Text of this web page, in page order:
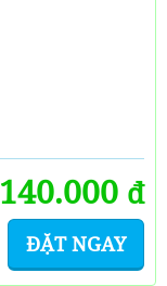
140.000 đ
ĐẶT NGAY